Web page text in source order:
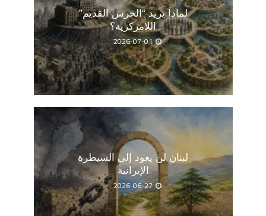
لماذا يريد “الحرس القديم”
اللامركزية؟
2026-07-01
لبنان لن يعود إلى السيطرة
الإيرانية
2026-06-27